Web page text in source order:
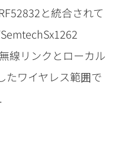
と統合されて
線リンクとローカル
たワイヤレス範囲で